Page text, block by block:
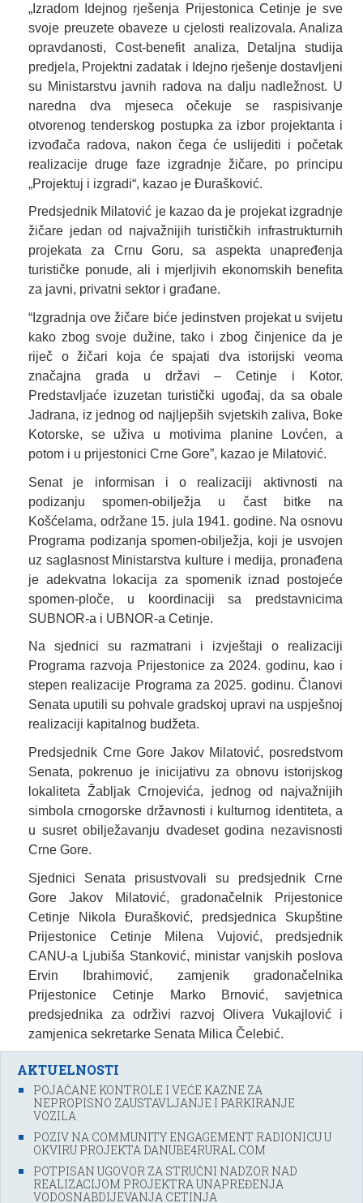
„Izradom Idejnog rješenja Prijestonica Cetinje je sve
svoje preuzete obaveze u cjelosti realizovala. Analiza
opravdanosti, Cost-benefit analiza, Detaljna studija
predjela, Projektni zadatak i Idejno rješenje dostavljeni
su Ministarstvu javnih radova na dalju nadležnost. U
naredna dva mjeseca očekuje se raspisivanje
otvorenog tenderskog postupka za izbor projektanta i
izvođača radova, nakon čega će uslijediti i početak
realizacije druge faze izgradnje žičare, po principu
„Projektuj i izgradi“, kazao je Đurašković.
Predsjednik Milatović je kazao da je projekat izgradnje
žičare jedan od najvažnijih turističkih infrastrukturnih
projekata za Crnu Goru, sa aspekta unapređenja
turističke ponude, ali i mjerljivih ekonomskih benefita
za javni, privatni sektor i građane.
“Izgradnja ove žičare biće jedinstven projekat u svijetu
kako zbog svoje dužine, tako i zbog činjenice da je
riječ o žičari koja će spajati dva istorijski veoma
značajna grada u državi – Cetinje i Kotor.
Predstavljaće izuzetan turistički ugođaj, da sa obale
Jadrana, iz jednog od najljepših svjetskih zaliva, Boke
Kotorske, se uživa u motivima planine Lovćen, a
potom i u prijestonici Crne Gore”, kazao je Milatović.
Senat je informisan i o realizaciji aktivnosti na
podizanju spomen-obilježja u čast bitke na
Košćelama, održane 15. jula 1941. godine. Na osnovu
Programa podizanja spomen-obilježja, koji je usvojen
uz saglasnost Ministarstva kulture i medija, pronađena
je adekvatna lokacija za spomenik iznad postojeće
spomen-ploče, u koordinaciji sa predstavnicima
SUBNOR-a i UBNOR-a Cetinje.
Na sjednici su razmatrani i izvještaji o realizaciji
Programa razvoja Prijestonice za 2024. godinu, kao i
stepen realizacije Programa za 2025. godinu. Članovi
Senata uputili su pohvale gradskoj upravi na uspješnoj
realizaciji kapitalnog budžeta.
Predsjednik Crne Gore Jakov Milatović, posredstvom
Senata, pokrenuo je inicijativu za obnovu istorijskog
lokaliteta Žabljak Crnojevića, jednog od najvažnijih
simbola crnogorske državnosti i kulturnog identiteta, a
u susret obilježavanju dvadeset godina nezavisnosti
Crne Gore.
Sjednici Senata prisustvovali su predsjednik Crne
Gore Jakov Milatović, gradonačelnik Prijestonice
Cetinje Nikola Đurašković, predsjednica Skupštine
Prijestonice Cetinje Milena Vujović, predsjednik
CANU-a Ljubiša Stanković, ministar vanjskih poslova
Ervin Ibrahimović, zamjenik gradonačelnika
Prijestonice Cetinje Marko Brnović, savjetnica
predsjednika za održivi razvoj Olivera Vukajlović i
zamjenica sekretarke Senata Milica Čelebić.
AKTUELNOSTI
POJAČANE KONTROLE I VEĆE KAZNE ZA
NEPROPISNO ZAUSTAVLJANJE I PARKIRANJE
VOZILA
POZIV NA COMMUNITY ENGAGEMENT RADIONICU U
OKVIRU PROJEKTA DANUBE4RURAL.COM
POTPISAN UGOVOR ZA STRUČNI NADZOR NAD
REALIZACIJOM PROJEKTRA UNAPREĐENJA
VODOSNABDIJEVANJA CETINJA